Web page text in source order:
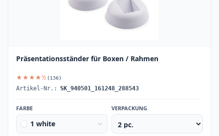
Präsentationsständer für Boxen / Rahmen
★★★★½ (136)
Artikel-Nr.: SK_940501_161248_288543
FARBE
1 white
VERPACKUNG